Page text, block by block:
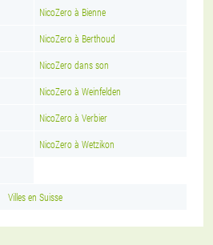
NicoZero à Bienne
NicoZero à Berthoud
NicoZero dans son
NicoZero à Weinfelden
NicoZero à Verbier
NicoZero à Wetzikon
Villes en Suisse